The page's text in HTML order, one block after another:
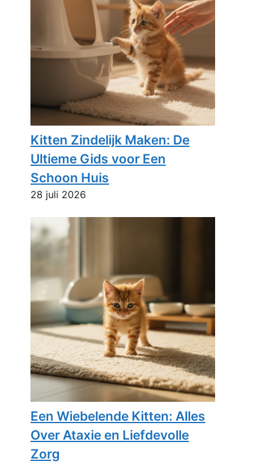
Kitten Zindelijk Maken: De
Ultieme Gids voor Een
Schoon Huis
28 juli 2026
Een Wiebelende Kitten: Alles
Over Ataxie en Liefdevolle
Zorg